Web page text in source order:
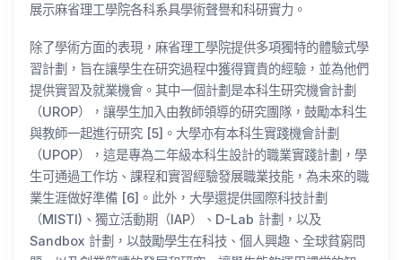
展示麻省理工學院各科系具學術聲譽和科研實力。
除了學術方面的表現，麻省理工學院提供多項獨特的體驗式學
習計劃，旨在讓學生在研究過程中獲得寶貴的經驗，並為他們
提供實習及就業機會。其中一個計劃是本科生研究機會計劃
（UROP），讓學生加入由教師領導的研究團隊，鼓勵本科生
與教師一起進行研究 [5]。大學亦有本科生實踐機會計劃
（UPOP），這是專為二年級本科生設計的職業實踐計劃，學
生可通過工作坊、課程和實習經驗發展職業技能，為未來的職
業生涯做好準備 [6]。此外，大學還提供國際科技計劃
（MISTI)、獨立活動期（IAP）、D-Lab 計劃，以及
Sandbox 計劃，以鼓勵學生在科技、個人興趣、全球貧窮問